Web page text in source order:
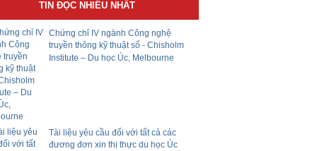
TIN ĐỌC NHIỀU NHẤT
Chứng chỉ IV ngành Công nghệ
truyền thông kỹ thuật số - Chisholm
Institute – Du học Úc, Melbourne
Tài liệu yêu cầu đối với tất cả các
đương đơn xin thị thực du học Úc